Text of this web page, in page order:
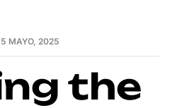
MAYO, 2025
the